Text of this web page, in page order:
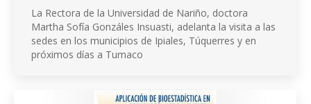
La Rectora de la Universidad de Nariño, doctora
Martha Sofía Gonzáles Insuasti, adelanta la visita a las
sedes en los municipios de Ipiales, Túquerres y en
próximos días a Tumaco